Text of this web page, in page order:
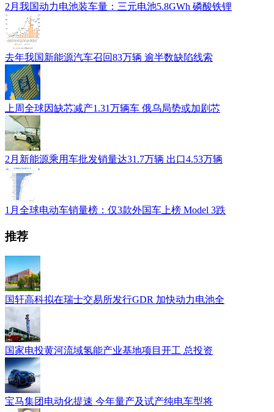
2月我国动力电池装车量：三元电池5.8GWh 磷酸铁锂
去年我国新能源汽车召回83万辆 逾半数缺陷线索
上周全球因缺芯减产1.31万辆车 俄乌局势或加剧芯
2月新能源乘用车批发销量达31.7万辆 出口4.53万辆
1月全球电动车销量榜：仅3款外国车上榜 Model 3跌
推荐
国轩高科拟在瑞士交易所发行GDR 加快动力电池全
国家电投黄河流域氢能产业基地项目开工 总投资
宝马集团电动化提速 今年量产及试产纯电车型将